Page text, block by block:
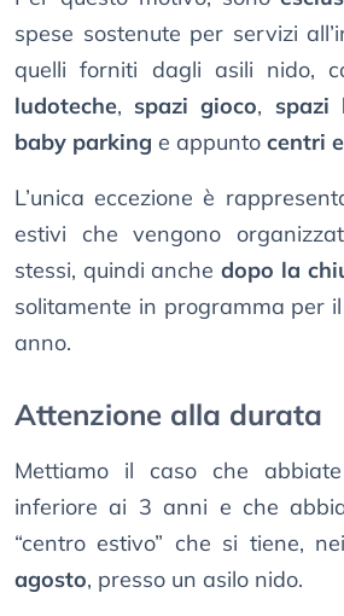
spese sostenute per servizi
quelli forniti dagli asili nido,
ludoteche, spazi gioco, spazi
baby parking e appunto centri
L’unica eccezione è
estivi che vengono
stessi, quindi anchedopo la
solitamente in programma per
anno.
Attenzione alla durata
Mettiamo il caso che
inferiore ai 3 anni e che
“centro estivo” che si tiene,
agosto, presso un asilo nido.